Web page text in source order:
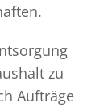
zu
Aufträge